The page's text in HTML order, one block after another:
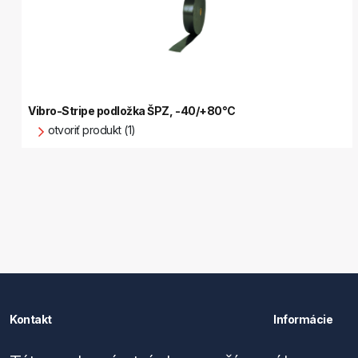
Vibro-Stripe podložka ŠPZ, -40/+80°C
otvoriť produkt (1)
Kontakt
Förch Slovensko s.r.o.
Informácie